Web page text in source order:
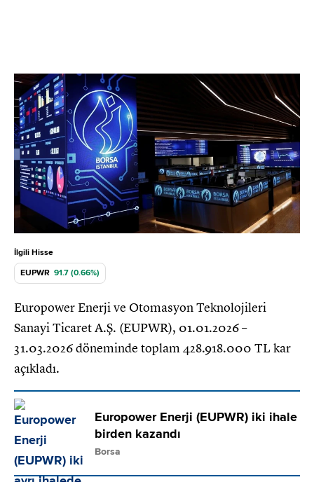
İlgili Hisse
EUPWR 91.7 (0.66%)
Europower Enerji ve Otomasyon Teknolojileri
Sanayi Ticaret A.Ş. (EUPWR), 01.01.2026 –
31.03.2026 döneminde toplam 428.918.000 TL kar
açıkladı.
Europower Enerji (EUPWR) iki ihale
birden kazandı
Borsa